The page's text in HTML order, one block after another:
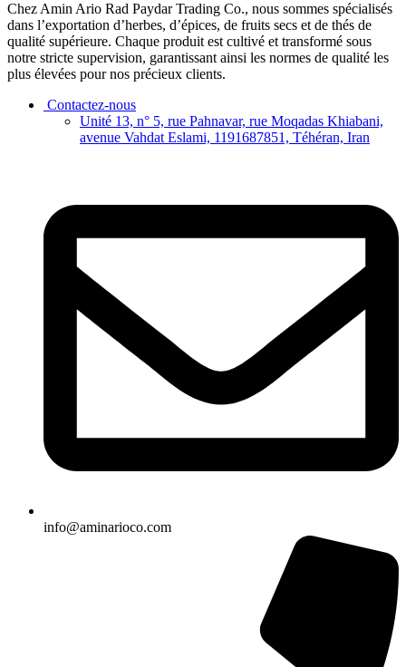
Chez Amin Ario Rad Paydar Trading Co., nous sommes spécialisés
dans l’exportation d’herbes, d’épices, de fruits secs et de thés de
qualité supérieure. Chaque produit est cultivé et transformé sous
notre stricte supervision, garantissant ainsi les normes de qualité les
plus élevées pour nos précieux clients.
Contactez-nous
Unité 13, n° 5, rue Pahnavar, rue Moqadas Khiabani,
avenue Vahdat Eslami, 1191687851, Téhéran, Iran
info@aminarioco.com